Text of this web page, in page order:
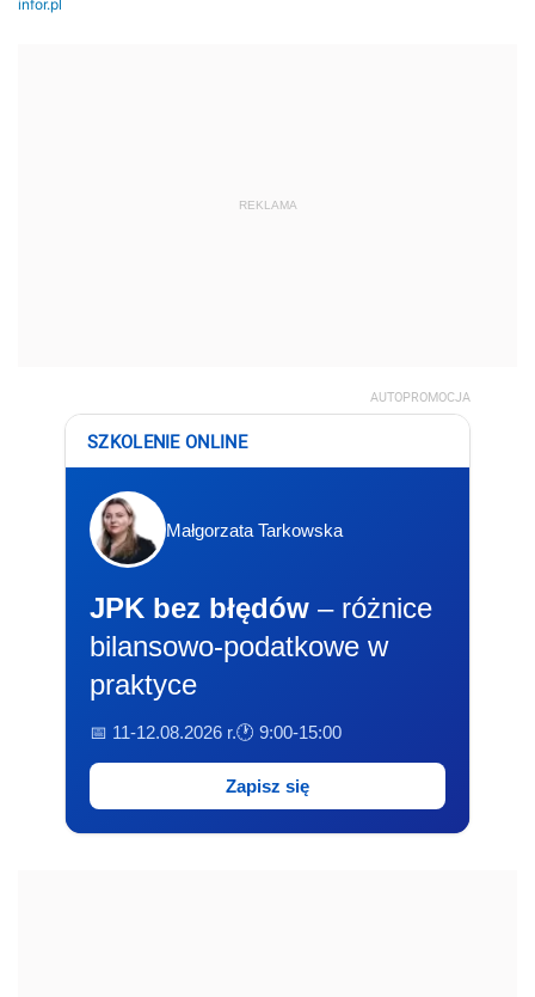
REKLAMA
AUTOPROMOCJA
SZKOLENIE ONLINE
Małgorzata Tarkowska
JPK bez błędów – różnice
bilansowo-podatkowe w
praktyce
📅 11-12.08.2026 r.🕐 9:00-15:00
Zapisz się